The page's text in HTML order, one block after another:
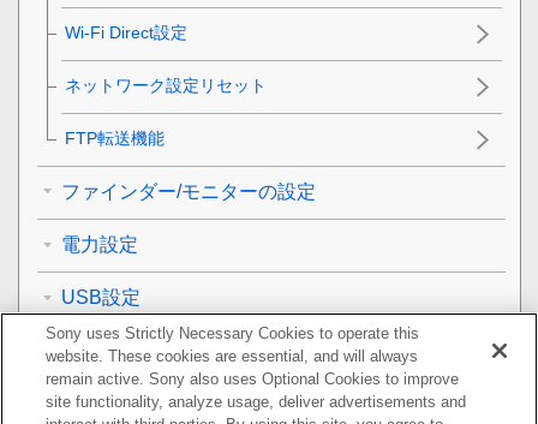
Wi-Fi Direct設定
ネットワーク設定リセット
FTP転送機能
ファインダー/モニターの設定
電力設定
USB設定
外部出力設定
一般設定
Sony uses Strictly Necessary Cookies to operate this
website. These cookies are essential, and will always
remain active. Sony also uses Optional Cookies to improve
site functionality, analyze usage, deliver advertisements and